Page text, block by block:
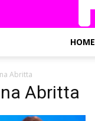
HOME
Abritta
Abritta